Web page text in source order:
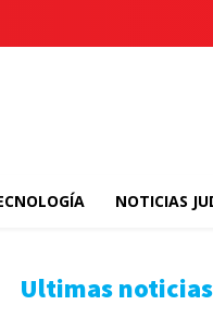
NOTICIAS
Ultimas noticias